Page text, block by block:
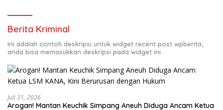
Berita Kriminal
Ini adalah contoh deskripsi untuk widget recent post wpberita,
anda bisa memasukkan deskripsi pada widget ini.
Juli 31, 2026
Arogan! Mantan Keuchik Simpang Aneuh Diduga Ancam Ketua